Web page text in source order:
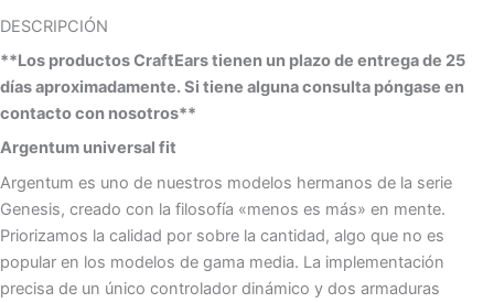
DESCRIPCIÓN
**Los productos CraftEars tienen un plazo de entrega de 25
días aproximadamente. Si tiene alguna consulta póngase en
contacto con nosotros**
Argentum universal fit
Argentum es uno de nuestros modelos hermanos de la serie
Genesis, creado con la filosofía «menos es más» en mente.
Priorizamos la calidad por sobre la cantidad, algo que no es
popular en los modelos de gama media. La implementación
precisa de un único controlador dinámico y dos armaduras